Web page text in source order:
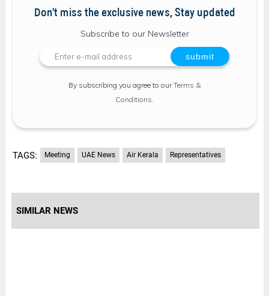
Don't miss the exclusive news, Stay updated
Subscribe to our Newsletter
By subscribing you agree to ourTerms &
Conditions
TAGS: Meeting UAE News Air Kerala Representatives
SIMILAR NEWS